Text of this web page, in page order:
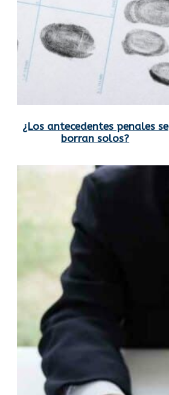
¿Los antecedentes penales se
borran solos?